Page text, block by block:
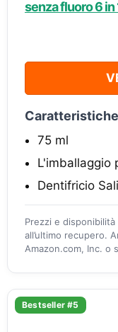
senza fluoro 6 in
Caratteristiche
75 ml
L'imballaggio
Dentifricio
Prezzi e
all’ultimo recupero.
Amazon.com, Inc. o
Bestseller #5